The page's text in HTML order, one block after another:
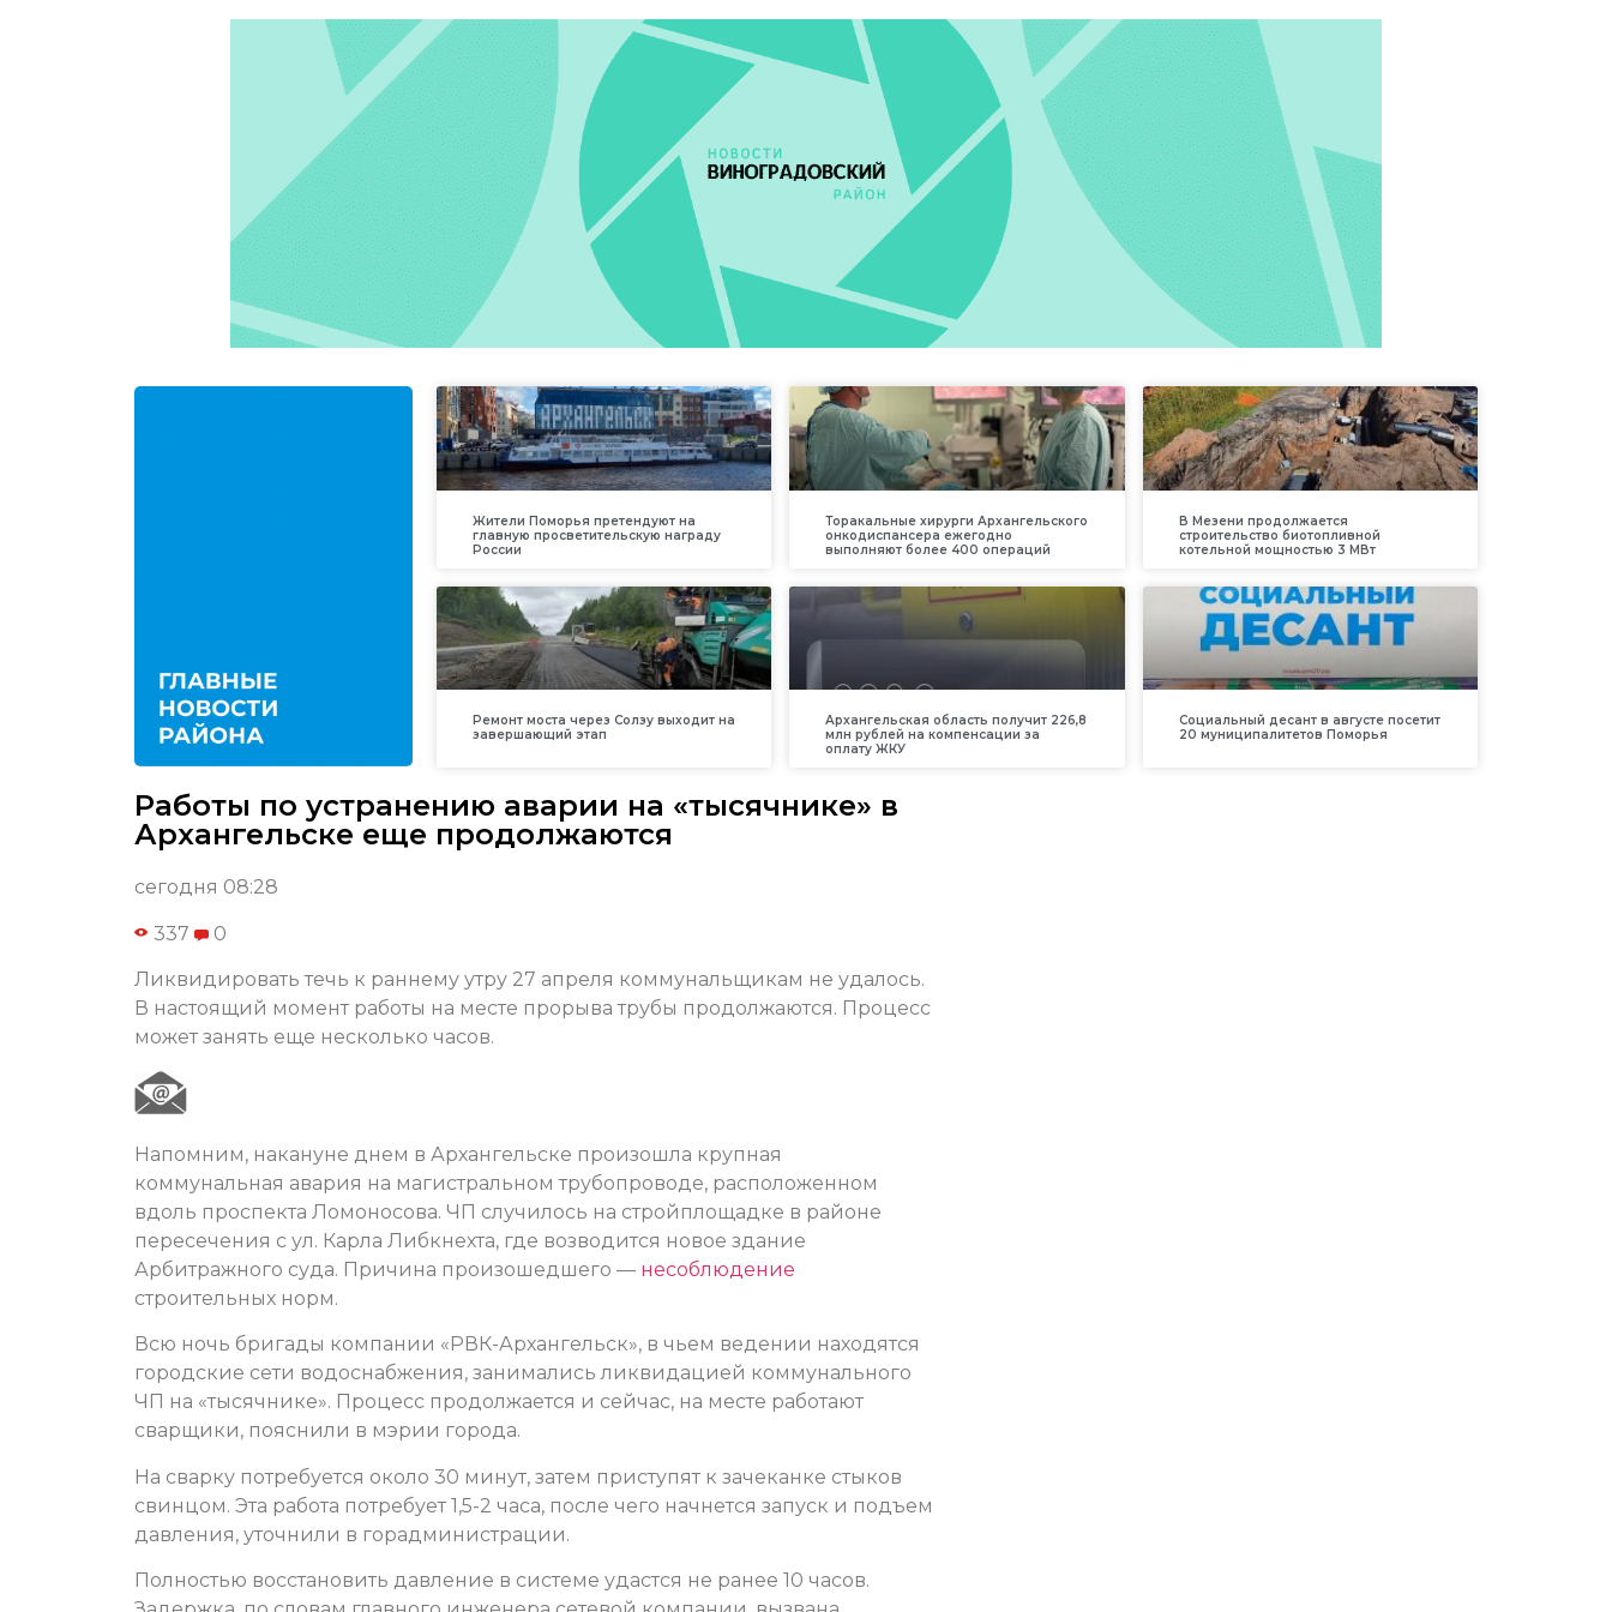
Жители Поморья претендуют на
главную просветительскую награду
России
Торакальные хирурги Архангельского
онкодиспансера ежегодно
выполняют более 400 операций
В Мезени продолжается
строительство биотопливной
котельной мощностью 3 МВт
Ремонт моста через Солзу выходит на
завершающий этап
Архангельская область получит 226,8
млн рублей на компенсации за
оплату ЖКУ
Социальный десант в августе посетит
20 муниципалитетов Поморья
Работы по устранению аварии на «тысячнике» в
Архангельске еще продолжаются
сегодня 08:28
337 0
Ликвидировать течь к раннему утру 27 апреля коммунальщикам не удалось.
В настоящий момент работы на месте прорыва трубы продолжаются. Процесс
может занять еще несколько часов.
Напомним, накануне днем в Архангельске произошла крупная
коммунальная авария на магистральном трубопроводе, расположенном
вдоль проспекта Ломоносова. ЧП случилось на стройплощадке в районе
пересечения с ул. Карла Либкнехта, где возводится новое здание
Арбитражного суда. Причина произошедшего — несоблюдение
строительных норм.
Всю ночь бригады компании «РВК-Архангельск», в чьем ведении находятся
городские сети водоснабжения, занимались ликвидацией коммунального
ЧП на «тысячнике». Процесс продолжается и сейчас, на месте работают
сварщики, пояснили в мэрии города.
На сварку потребуется около 30 минут, затем приступят к зачеканке стыков
свинцом. Эта работа потребует 1,5-2 часа, после чего начнется запуск и подъем
давления, уточнили в горадминистрации.
Полностью восстановить давление в системе удастся не ранее 10 часов.